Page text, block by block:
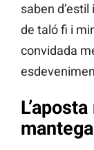
saben
de taló fi i
convidada